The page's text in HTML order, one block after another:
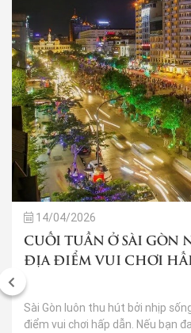
14/04/2026
CUỐI TUẦN Ở SÀI GÒN
ĐỊA ĐIỂM VUI CHƠI
Sài Gòn luôn thu hút bởi nhịp
điểm vui chơi hấp dẫn. Nếu bạn